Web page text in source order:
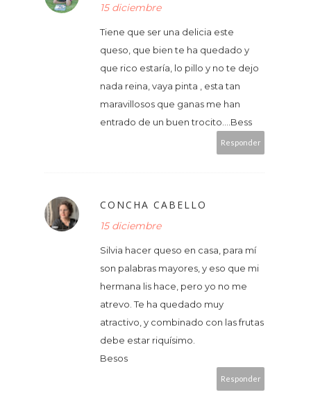
15 diciembre
Tiene que ser una delicia este
queso, que bien te ha quedado y
que rico estaría, lo pillo y no te dejo
nada reina, vaya pinta , esta tan
maravillosos que ganas me han
entrado de un buen trocito....Bess
Responder
CONCHA CABELLO
15 diciembre
Silvia hacer queso en casa, para mí
son palabras mayores, y eso que mi
hermana lis hace, pero yo no me
atrevo. Te ha quedado muy
atractivo, y combinado con las frutas
debe estar riquísimo.
Besos
Responder